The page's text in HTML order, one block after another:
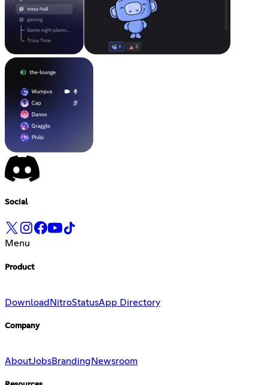
Social
Menu
Product
Download NitroStatusApp Directory
Company
AboutJobsBranding Newsroom